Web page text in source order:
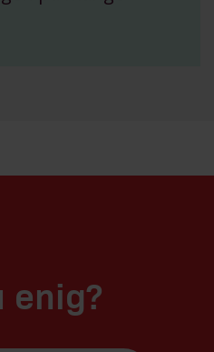
enig?